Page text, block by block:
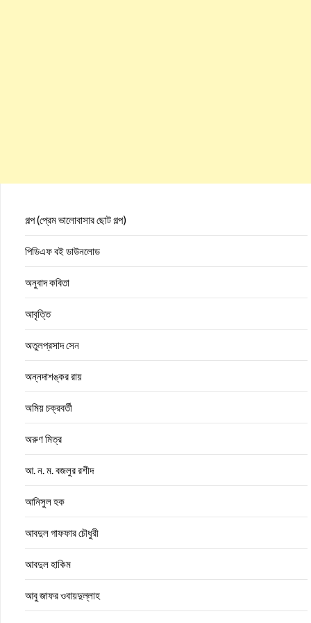
গল্প (প্রেম ভালোবাসার ছোট গল্প)
পিডিএফ বই ডাউনলোড
অনুবাদ কবিতা
আবৃত্তি
অতুলপ্রসাদ সেন
অন্নদাশঙ্কর রায়
অমিয় চক্রবর্তী
অরুণ মিত্র
আ. ন. ম. বজলুর রশীদ
আনিসুল হক
আবদুল গাফফার চৌধুরী
আবদুল হাকিম
আবু জাফর ওবায়দুল্লাহ